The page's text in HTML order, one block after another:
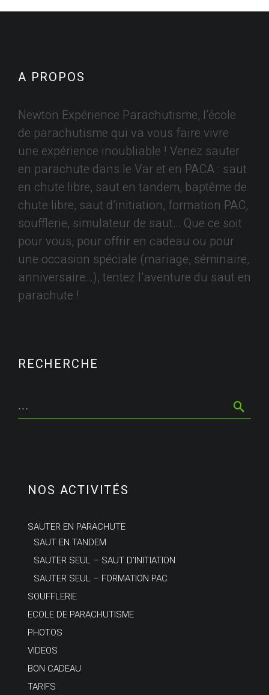
A PROPOS
Newton Expérience Parachutisme, l’école
de parachutisme qui va vous faire vivre
une expérience inoubliable ! Venez sauter
en parachute dans le Var et en PACA : saut
en chute libre, saut en tandem, baptême de
chute libre, saut d’initiation, formation PAC,
soufflerie, simulateur de saut… Que ce soit
pour vous, pour offrir en cadeau ou pour
une occasion spéciale (mariage, séminaire,
anniversaire…), tentez l’aventure du saut en
parachute !
RECHERCHE
NOS ACTIVITÉS
SAUTER EN PARACHUTE
SAUT EN TANDEM
SAUTER SEUL – SAUT D’INITIATION
SAUTER SEUL – FORMATION PAC
SOUFFLERIE
ECOLE DE PARACHUTISME
PHOTOS
VIDEOS
BON CADEAU
TARIFS